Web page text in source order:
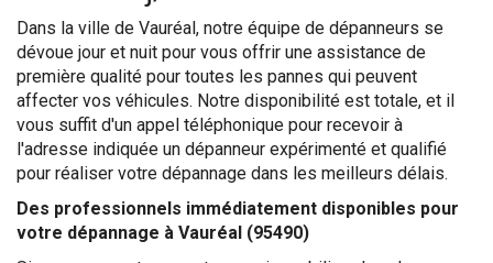
Dans la ville de Vauréal, notre équipe de dépanneurs se
dévoue jour et nuit pour vous offrir une assistance de
première qualité pour toutes les pannes qui peuvent
affecter vos véhicules. Notre disponibilité est totale, et il
vous suffit d'un appel téléphonique pour recevoir à
l'adresse indiquée un dépanneur expérimenté et qualifié
pour réaliser votre dépannage dans les meilleurs délais.
Des professionnels immédiatement disponibles pour
votre dépannage à Vauréal (95490)